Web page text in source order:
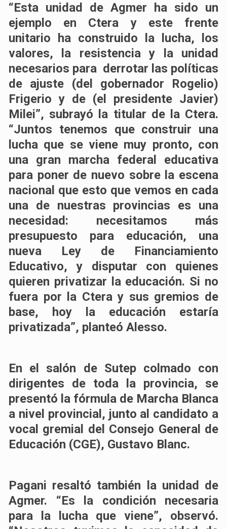
“Esta unidad de Agmer ha sido un
ejemplo en Ctera y este frente
unitario ha construido la lucha, los
valores, la resistencia y la unidad
necesarios para derrotar las políticas
de ajuste (del gobernador Rogelio)
Frigerio y de (el presidente Javier)
Milei”, subrayó la titular de la Ctera.
“Juntos tenemos que construir una
lucha que se viene muy pronto, con
una gran marcha federal educativa
para poner de nuevo sobre la escena
nacional que esto que vemos en cada
una de nuestras provincias es una
necesidad: necesitamos más
presupuesto para educación, una
nueva Ley de Financiamiento
Educativo, y disputar con quienes
quieren privatizar la educación. Si no
fuera por la Ctera y sus gremios de
base, hoy la educación estaría
privatizada”, planteó Alesso.
En el salón de Sutep colmado con
dirigentes de toda la provincia, se
presentó la fórmula de Marcha Blanca
a nivel provincial, junto al candidato a
vocal gremial del Consejo General de
Educación (CGE), Gustavo Blanc.
Pagani resaltó también la unidad de
Agmer. “Es la condición necesaria
para la lucha que viene”, observó.